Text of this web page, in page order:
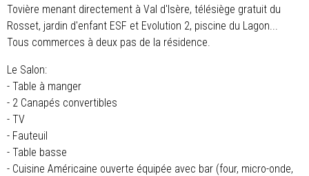
Tovière menant directement à Val d'Isère, télésiège gratuit du
Rosset, jardin d'enfant ESF et Evolution 2, piscine du Lagon...
Tous commerces à deux pas de la résidence.
Le Salon:
- Table à manger
- 2 Canapés convertibles
- TV
- Fauteuil
- Table basse
- Cuisine Américaine ouverte équipée avec bar (four, micro-onde,